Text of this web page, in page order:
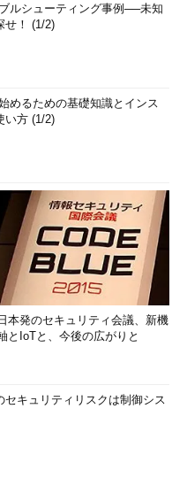
ルシューティング事例──未知
せ！ (1/2)
めるための基礎知識とインス
い方 (1/2)
日本発のセキュリティ会議、新機
とIoTと、今後の広がりと
セキュリティリスクは制御シス